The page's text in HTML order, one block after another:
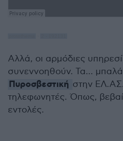
Αλλά, οι αρμόδιες
συνεννοηθούν. Τα...
Πυροσβεστική στην
τηλεφωνητές. Όπως,
εντολές.